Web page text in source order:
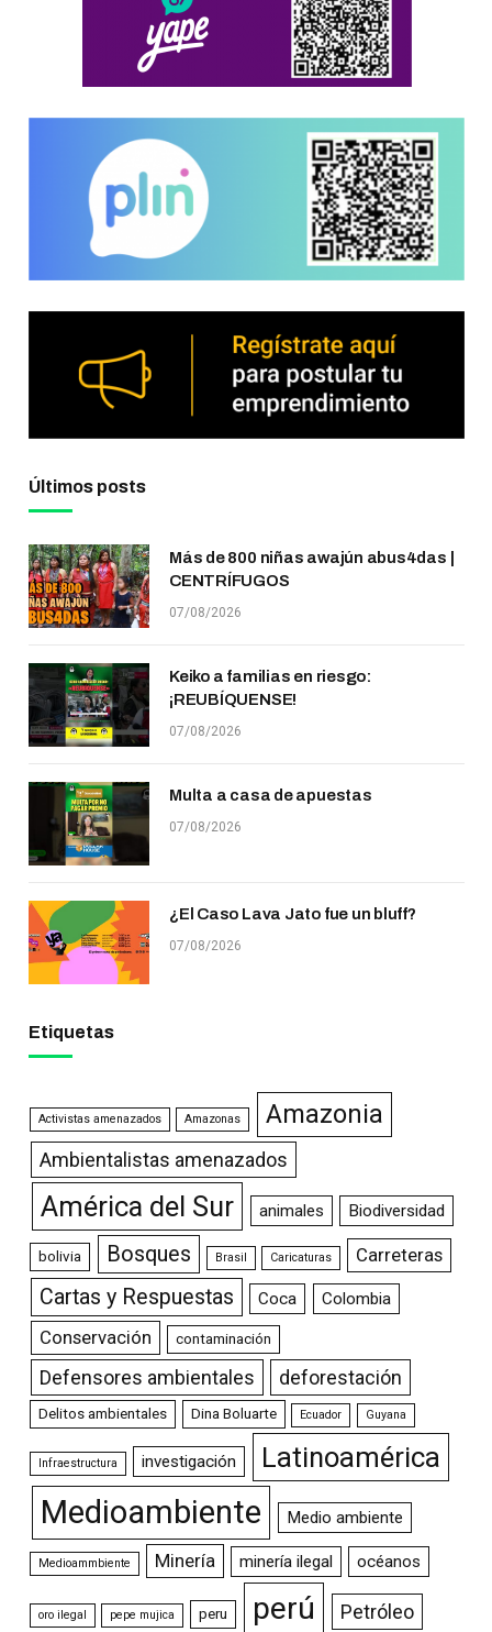
Últimos posts
Más de 800 niñas awajún abus4das |
CENTRÍFUGOS
07/08/2026
Keiko a familias en riesgo:
¡REUBÍQUENSE!
07/08/2026
Multa a casa de apuestas
07/08/2026
¿El Caso Lava Jato fue un bluff?
07/08/2026
Etiquetas
Activistas amenazados Amazonas Amazonia
Ambientalistas amenazados
América del Sur animales Biodiversidad
bolivia Bosques Brasil Caricaturas Carreteras
Cartas y Respuestas Coca Colombia
Conservación contaminación
Defensores ambientales deforestación
Delitos ambientales Dina Boluarte Ecuador Guyana
Infraestructura investigación Latinoamérica
Medioambiente Medio ambiente
Medioammbiente Minería minería ilegal océanos
oro ilegal pepe mujica peru perú Petróleo